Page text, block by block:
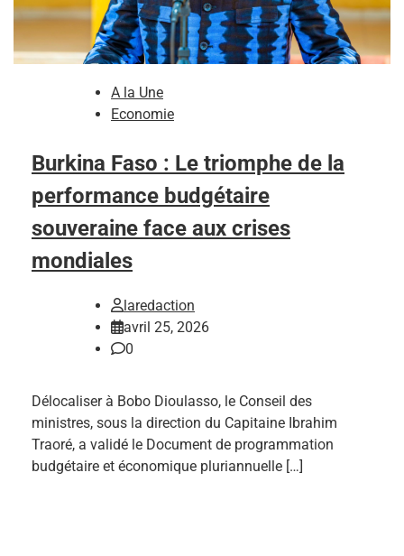
A la Une
Economie
Burkina Faso : Le triomphe de la
performance budgétaire
souveraine face aux crises
mondiales
laredaction
avril 25, 2026
0
Délocaliser à Bobo Dioulasso, le Conseil des
ministres, sous la direction du Capitaine Ibrahim
Traoré, a validé le Document de programmation
budgétaire et économique pluriannuelle […]